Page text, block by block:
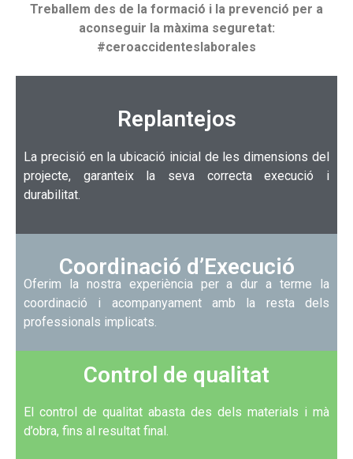
Treballem des de la formació i la prevenció per a
aconseguir la màxima seguretat:
#ceroaccidenteslaborales
Replantejos
La precisió en la ubicació inicial de les dimensions del
projecte, garanteix la seva correcta execució i
durabilitat.
Coordinació d’Execució
Oferim la nostra experiència per a dur a terme la
coordinació i acompanyament amb la resta dels
professionals implicats.
Control de qualitat
El control de qualitat abasta des dels materials i mà
d’obra, fins al resultat final.